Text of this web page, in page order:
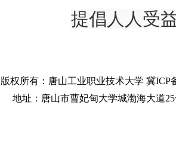
提倡人人受
版权所有：唐山工业职业技术大学 冀ICP
地址：唐山市曹妃甸大学城渤海大道